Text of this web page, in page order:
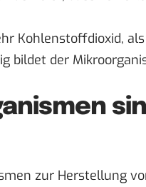
Kohlenstoffdioxid,
bildet der
zur Herstellung